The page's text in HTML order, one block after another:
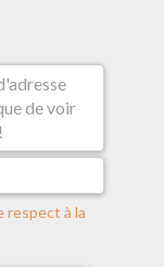
respect à la